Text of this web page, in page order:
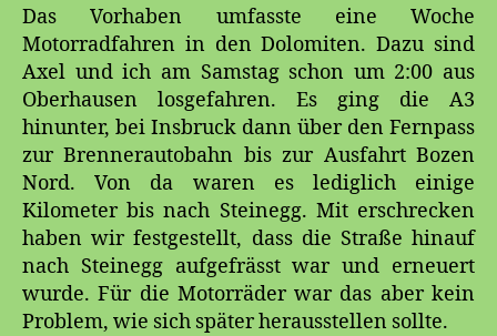
Das Vorhaben umfasste eine Woche
Motorradfahren in den Dolomiten. Dazu sind
Axel und ich am Samstag schon um 2:00 aus
Oberhausen losgefahren. Es ging die A3
hinunter, bei Insbruck dann über den Fernpass
zur Brennerautobahn bis zur Ausfahrt Bozen
Nord. Von da waren es lediglich einige
Kilometer bis nach Steinegg. Mit erschrecken
haben wir festgestellt, dass die Straße hinauf
nach Steinegg aufgefrässt war und erneuert
wurde. Für die Motorräder war das aber kein
Problem, wie sich später herausstellen sollte.